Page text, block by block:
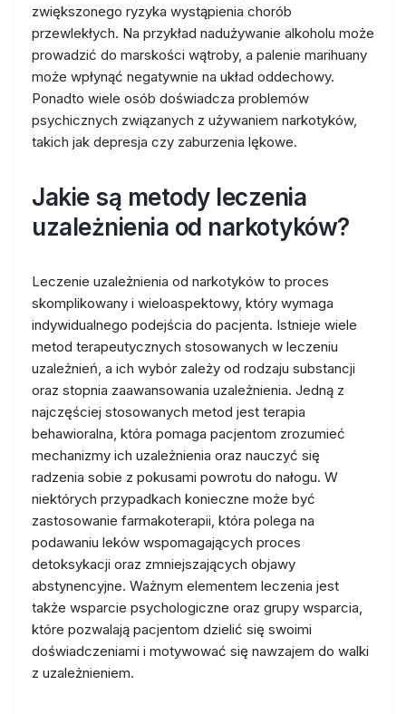
zwiększonego ryzyka wystąpienia chorób
przewlekłych. Na przykład nadużywanie alkoholu może
prowadzić do marskości wątroby, a palenie marihuany
może wpłynąć negatywnie na układ oddechowy.
Ponadto wiele osób doświadcza problemów
psychicznych związanych z używaniem narkotyków,
takich jak depresja czy zaburzenia lękowe.
Jakie są metody leczenia
uzależnienia od narkotyków?
Leczenie uzależnienia od narkotyków to proces
skomplikowany i wieloaspektowy, który wymaga
indywidualnego podejścia do pacjenta. Istnieje wiele
metod terapeutycznych stosowanych w leczeniu
uzależnień, a ich wybór zależy od rodzaju substancji
oraz stopnia zaawansowania uzależnienia. Jedną z
najczęściej stosowanych metod jest terapia
behawioralna, która pomaga pacjentom zrozumieć
mechanizmy ich uzależnienia oraz nauczyć się
radzenia sobie z pokusami powrotu do nałogu. W
niektórych przypadkach konieczne może być
zastosowanie farmakoterapii, która polega na
podawaniu leków wspomagających proces
detoksykacji oraz zmniejszających objawy
abstynencyjne. Ważnym elementem leczenia jest
także wsparcie psychologiczne oraz grupy wsparcia,
które pozwalają pacjentom dzielić się swoimi
doświadczeniami i motywować się nawzajem do walki
z uzależnieniem.